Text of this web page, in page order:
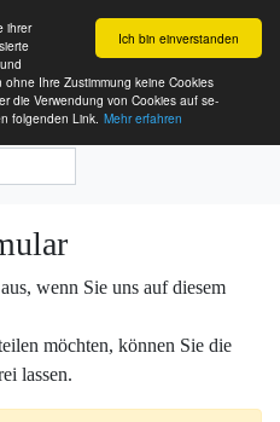
Ich bin einverstanden
ihrer
Ihre Zustimmung keine Cookies
die Verwendung von Cookies auf se-
folgenden Link. Mehr erfahren
für Menschen
wenn Sie uns auf diesem
möchten, können Sie die
lassen.